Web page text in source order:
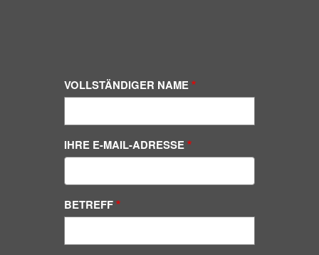
VOLLSTÄNDIGER NAME
IHRE E-MAIL-ADRESSE
BETREFF